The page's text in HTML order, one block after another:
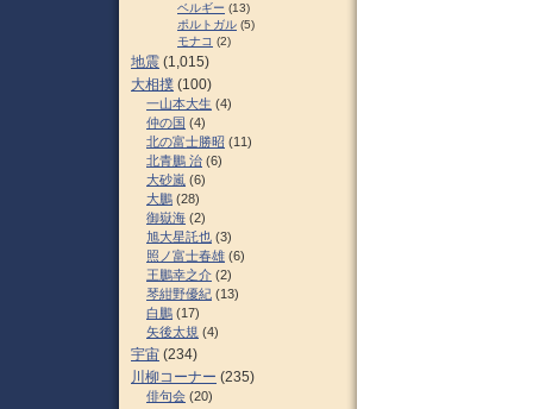
ベルギー (13)
ポルトガル (5)
モナコ (2)
地震 (1,015)
大相撲 (100)
一山本大生 (4)
仲の国 (4)
北の富士勝昭 (11)
北青鵬 治 (6)
大砂嵐 (6)
大鵬 (28)
御嶽海 (2)
旭大星託也 (3)
照ノ富士春雄 (6)
王鵬幸之介 (2)
琴紺野優紀 (13)
白鵬 (17)
矢後太規 (4)
宇宙 (234)
川柳コーナー (235)
俳句会 (20)